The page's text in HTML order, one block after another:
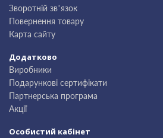
Зворотній зв’язок
Повернення товару
Карта сайту
Додатково
Виробники
Подарункові сертифікати
Партнерська програма
Акції
Особистий кабінет